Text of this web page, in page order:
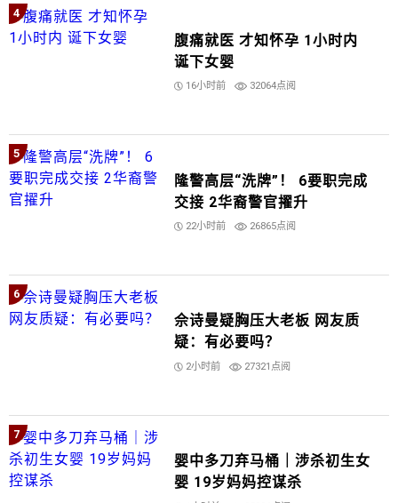
4
腹痛就医 才知怀孕 1小时内
诞下女婴
16小时前 32064点阅
5
隆警高层“洗牌”！ 6要职完成
交接 2华裔警官擢升
22小时前 26865点阅
6
佘诗曼疑胸压大老板 网友质
疑：有必要吗？
2小时前 27321点阅
7
婴中多刀弃马桶｜涉杀初生女
婴 19岁妈妈控谋杀